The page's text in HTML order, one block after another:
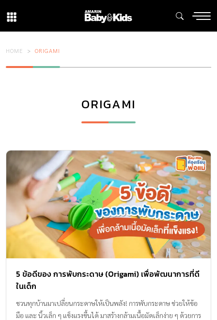
HOME ORIGAMI
ORIGAMI
5 ข้อดีของ การพับกระดาษ (Origami) เพื่อพัฒนาการที่ดี
ในเด็ก
ชวนทุกบ้านมาเปลี่ยนกระดาษให้เป็นพลัง! การพับกระดาษ ช่วยให้ข้อ
มือ และ นิ้วเล็ก ๆ แข็งแรงขึ้นได้ มาสร้างกล้ามเนื้อมัดเล็กง่าย ๆ ด้วยการ